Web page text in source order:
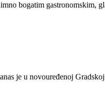
bogatim gastronomskim,
je u novouređenoj